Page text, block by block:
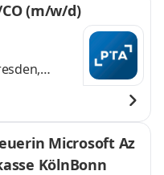
(m/w/d)
MünchenMicrosoft Az
KölnBonn